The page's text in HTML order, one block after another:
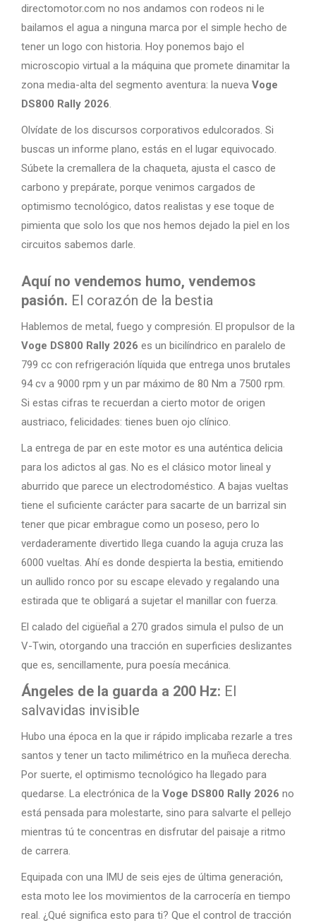
directomotor.com no nos andamos con rodeos ni le
bailamos el agua a ninguna marca por el simple hecho de
tener un logo con historia. Hoy ponemos bajo el
microscopio virtual a la máquina que promete dinamitar la
zona media-alta del segmento aventura: la nueva Voge
DS800 Rally 2026.
Olvídate de los discursos corporativos edulcorados. Si
buscas un informe plano, estás en el lugar equivocado.
Súbete la cremallera de la chaqueta, ajusta el casco de
carbono y prepárate, porque venimos cargados de
optimismo tecnológico, datos realistas y ese toque de
pimienta que solo los que nos hemos dejado la piel en los
circuitos sabemos darle.
Aquí no vendemos humo, vendemos
pasión. El corazón de la bestia
Hablemos de metal, fuego y compresión. El propulsor de la
Voge DS800 Rally 2026 es un bicilíndrico en paralelo de
799 cc con refrigeración líquida que entrega unos brutales
94 cv a 9000 rpm y un par máximo de 80 Nm a 7500 rpm.
Si estas cifras te recuerdan a cierto motor de origen
austriaco, felicidades: tienes buen ojo clínico.
La entrega de par en este motor es una auténtica delicia
para los adictos al gas. No es el clásico motor lineal y
aburrido que parece un electrodoméstico. A bajas vueltas
tiene el suficiente carácter para sacarte de un barrizal sin
tener que picar embrague como un poseso, pero lo
verdaderamente divertido llega cuando la aguja cruza las
6000 vueltas. Ahí es donde despierta la bestia, emitiendo
un aullido ronco por su escape elevado y regalando una
estirada que te obligará a sujetar el manillar con fuerza.
El calado del cigüeñal a 270 grados simula el pulso de un
V-Twin, otorgando una tracción en superficies deslizantes
que es, sencillamente, pura poesía mecánica.
Ángeles de la guarda a 200 Hz: El
salvavidas invisible
Hubo una época en la que ir rápido implicaba rezarle a tres
santos y tener un tacto milimétrico en la muñeca derecha.
Por suerte, el optimismo tecnológico ha llegado para
quedarse. La electrónica de la Voge DS800 Rally 2026 no
está pensada para molestarte, sino para salvarte el pellejo
mientras tú te concentras en disfrutar del paisaje a ritmo
de carrera.
Equipada con una IMU de seis ejes de última generación,
esta moto lee los movimientos de la carrocería en tiempo
real. ¿Qué significa esto para ti? Que el control de tracción